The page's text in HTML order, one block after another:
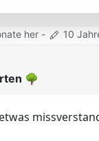
her -
10
🌳